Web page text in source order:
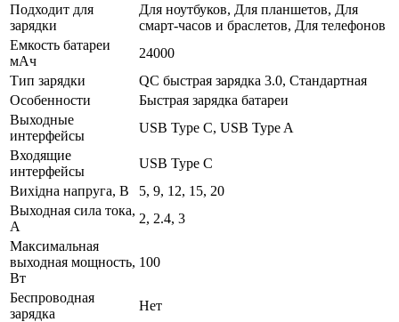
Подходит для
зарядки
Для ноутбуков, Для планшетов, Для
смарт-часов и браслетов, Для телефонов
Емкость батареи
мАч
24000
Тип зарядки
QC быстрая зарядка 3.0, Стандартная
Особенности
Быстрая зарядка батареи
Выходные
интерфейсы
USB Type C, USB Type A
Входящие
интерфейсы
USB Type C
Вихідна напруга, В
5, 9, 12, 15, 20
Выходная сила тока,
А
2, 2.4, 3
Максимальная
выходная мощность,
Вт
100
Беспроводная
зарядка
Нет